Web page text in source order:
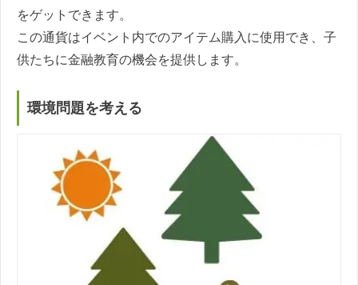
をゲットできます。
この通貨はイベント内でのアイテム購入に使用でき、子
供たちに金融教育の機会を提供します。
環境問題を考える